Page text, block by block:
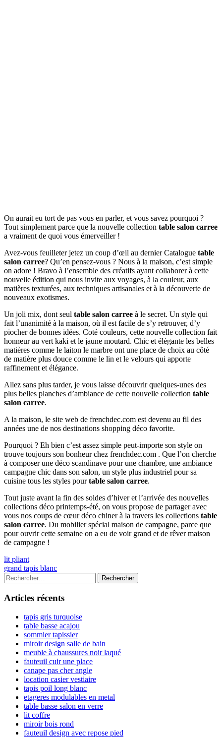
On aurait eu tort de pas vous en parler, et vous savez pourquoi ?
Tout simplement parce que la nouvelle collection table salon carree
a vraiment de quoi vous émerveiller !
Avez-vous feuilleter jetez un coup d’œil au dernier Catalogue table
salon carree? Qu’en pensez-vous ? Nous à la maison, c’est simple
on adore ! Bravo à l’ensemble des créatifs ayant collaborer à cette
nouvelle édition qui nous invite aux voyages, à la couleur, aux
matières texturées, aux techniques artisanales et à la découverte de
nouveaux exotismes.
Un joli mix, dont seul table salon carree à le secret. Un style qui
fait l’unanimité à la maison, où il est facile de s’y retrouver, d’y
piocher de bonnes idées. Coté couleurs, cette nouvelle collection fait
honneur au vert kaki et le jaune moutard. Chic et élégante les belles
matières comme le laiton le marbre ont une place de choix au côté
de matière plus douce comme le lin et le velours qui apporte
raffinement et élégance.
Allez sans plus tarder, je vous laisse découvrir quelques-unes des
plus belles planches d’ambiance de cette nouvelle collection table
salon carree.
A la maison, le site web de frenchdec.com est devenu au fil des
années une de nos destinations shopping déco favorite.
Pourquoi ? Eh bien c’est assez simple peut-importe son style on
trouve toujours son bonheur chez frenchdec.com . Que l’on cherche
à composer une déco scandinave pour une chambre, une ambiance
campagne chic dans son salon, un style plus industriel pour sa
cuisine tous les styles pourtable salon carree.
Tout juste avant la fin des soldes d’hiver et l’arrivée des nouvelles
collections déco printemps-été, on vous propose de partager avec
vous nos coups de cœur déco chiner à la travers les collections table
salon carree. Du mobilier spécial maison de campagne, parce que
pour ouvrir cette semaine on a eu de voir grand et de rêver maison
de campagne !
Navigation
de
l’article
Previous
article:
lit pliant
Next
article:
grand tapis blanc
Colonne
latérale
principale
Rechercher :
Articles récents
tapis gris turquoise
table basse acajou
sommier tapissier
miroir design salle de bain
meuble à chaussures noir laqué
fauteuil cuir une place
canape pas cher angle
location casier vestiaire
tapis poil long blanc
etageres modulables en metal
table basse salon en verre
lit coffre
miroir bois rond
fauteuil design avec repose pied